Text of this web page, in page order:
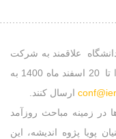
علاقمند به شرکت
در این همایش می بایست اصل مقالات خود را تا 20 اسفند ماه 1400 به
ارسال کنند.
زمینه مباحث روزآمد
پویا پژوه اندیشه، این